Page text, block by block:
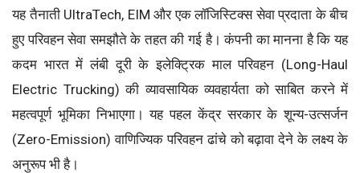
यह तैनाती UltraTech, EIM और एक लॉजिस्टिक्स सेवा प्रदाता के बीच
हुए परिवहन सेवा समझौते के तहत की गई है। कंपनी का मानना है कि यह
कदम भारत में लंबी दूरी के इलेक्ट्रिक माल परिवहन (Long-Haul
Electric Trucking) की व्यावसायिक व्यवहार्यता को साबित करने में
महत्वपूर्ण भूमिका निभाएगा। यह पहल केंद्र सरकार के शून्य-उत्सर्जन
(Zero-Emission) वाणिज्यिक परिवहन ढांचे को बढ़ावा देने के लक्ष्य के
अनुरूप भी है।